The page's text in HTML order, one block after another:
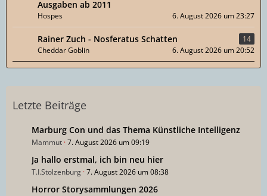
Ausgaben ab 2011
Hospes 6. August 2026 um 23:27
Rainer Zuch - Nosferatus Schatten
14
Cheddar Goblin
6. August 2026 um 20:52
Letzte Beiträge
Marburg Con und das Thema Künstliche Intelligenz
Mammut 7. August 2026 um 09:19
Ja hallo erstmal, ich bin neu hier
T.I.Stolzenburg 7. August 2026 um 08:38
Horror Storysammlungen 2026